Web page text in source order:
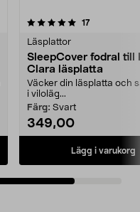
17recensioner
Läsplattor
SleepCover fodral till
Clara läsplatta
Väcker din läsplatta och
i viloläg...
Färg: Svart
349,00
Lägg i varukorg